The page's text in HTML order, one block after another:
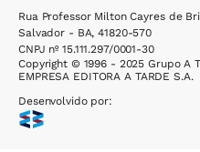
Rua Professor Milton Cayres de
Salvador - BA, 41820-570
CNPJ nº 15.111.297/0001-30
Copyright © 1996 - 2025 Grupo A
EMPRESA EDITORA A TARDE S.A.
Desenvolvido por: